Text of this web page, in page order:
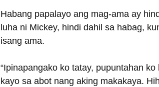
Habang papalayo ang mag-ama ay
luha ni Mickey, hindi dahil sa habag,
isang ama.
“Ipinapangako ko tatay, pupuntahan
kayo sa abot nang aking makakaya.